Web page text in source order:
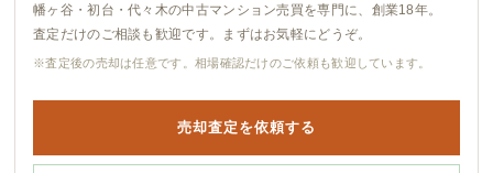
幡ヶ谷・初台・代々木の中古マンション売買を専門に、創業18年。
査定だけのご相談も歓迎です。まずはお気軽にどうぞ。
※査定後の売却は任意です。相場確認だけのご依頼も歓迎しています。
売却査定を依頼する